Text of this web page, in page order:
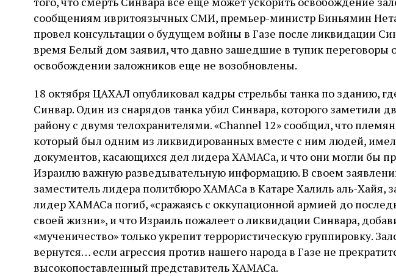
сообщениям ивритоязычных СМИ, премьер-министр Биньямин
провел консультации о будущем войны в Газе после ликвидации
время Белый дом заявил, что давно зашедшие в тупик переговоры
освобождении заложников еще не возобновлены.
18 октября ЦАХАЛ опубликовал кадры стрельбы танка по зданию,
Синвар. Один из снарядов танка убил Синвара, которого заметили
району с двумя телохранителями. «Channel 12» сообщил, что
который был одним из ликвидированных вместе с ним людей,
документов, касающихся дел лидера ХАМАСа, и что они могли бы
Израилю важную разведывательную информацию. В своем
заместитель лидера политбюро ХАМАСа в Катаре Халиль аль-Хайя,
лидер ХАМАСа погиб, «сражаясь с оккупационной армией до
своей жизни», и что Израиль пожалеет о ликвидации Синвара,
«мученичество» только укрепит террористическую группировку.
вернутся… если агрессия против нашего народа в Газе не
высокопоставленный представитель ХАМАСа.
альтернативные философские точки зрения